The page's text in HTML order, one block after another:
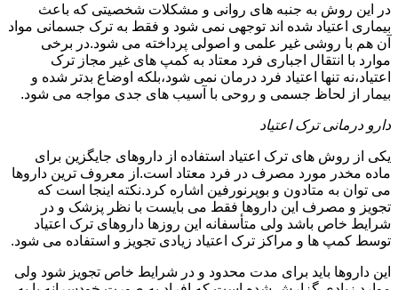
در این روش به جنبه های روانی و مشکلات شخصیتی که باعث
بیماری اعتیاد شده اند توجهی نمی شود و فقط به ترک جسمانی مواد
آن هم با روشی غیر علمی و اصولی پرداخته می شود.در برخی
موارد با انتقال اجباری فرد معتاد به کمپ های غیر مجاز ترک
اعتیاد،نه تنها اعتیاد فرد درمان نمی شود،بلکه اوضاع بدتر شده و
بیمار از لحاظ جسمی و روحی با آسیب های جدی مواجه می شود.
دارو درمانی ترک اعتیاد
یکی از روش های ترک اعتیاد استفاده از داروهای جایگزین برای
ماده مخدر مورد مصرف در فرد معتاد است.از معروف ترین داروها
می توان به متادون و بوپرنورفین اشاره کرد.نکته اینجا است که
تجویز و مصرف این داروها فقط می بایست با نظر پزشک و در
شرایط خاص باشد ولی متأسفانه این روزها داروهای ترک اعتیاد
توسط کمپ ها و مراکز ترک اعتیاد زیادی تجویز و استفاده می شود.
این داروها باید برای مدت محدود و در شرایط خاص تجویز شود ولی